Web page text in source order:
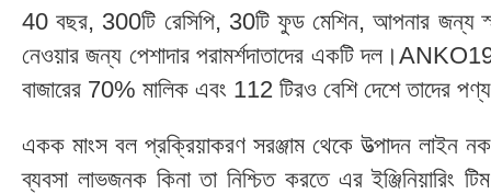
40 বছর, 300টি রেসিপি, 30টি ফুড মেশিন, আপনার জন্য
নেওয়ার জন্য পেশাদার পরামর্শদাতাদের একটি
বাজারের 70% মালিক এবং 112 টিরও বেশি দেশে তাদের
একক মাংস বল প্রক্রিয়াকরণ সরঞ্জাম থেকে উত্পাদন লাইন
ব্যবসা লাভজনক কিনা তা নিশ্চিত করতে এর ইঞ্জিনিয়ারিং